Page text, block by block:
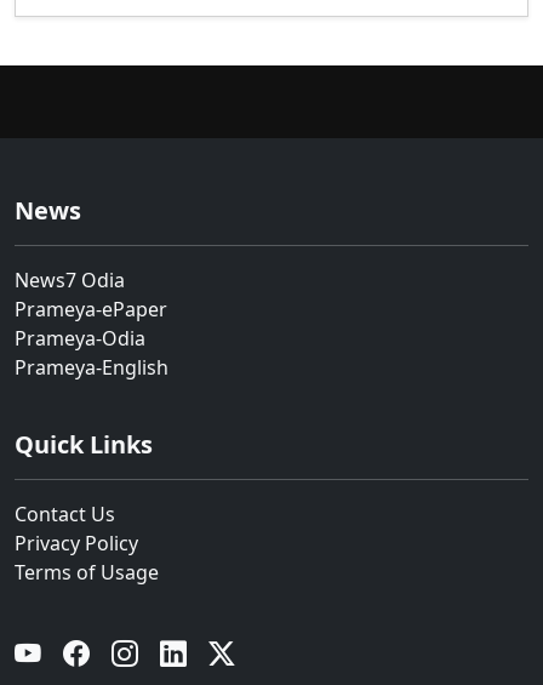
News
News7 Odia
Prameya-ePaper
Prameya-Odia
Prameya-English
Quick Links
Contact Us
Privacy Policy
Terms of Usage
YouTube Facebook Instagram Linkedin